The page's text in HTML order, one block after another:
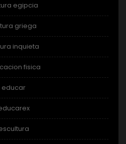
egipcia
griega
inquieta
fisica
educar